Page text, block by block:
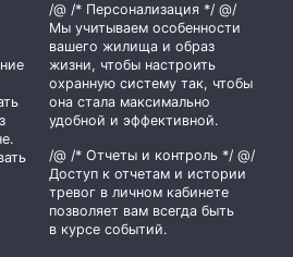
/@ /* Персонализация */ @/
Мы учитываем особенности
вашего жилища и образ
жизни, чтобы настроить
охранную систему так, чтобы
она стала максимально
удобной и эффективной.
/@ /* Отчеты и контроль */ @/
Доступ к отчетам и истории
тревог в личном кабинете
позволяет вам всегда быть
в курсе событий.